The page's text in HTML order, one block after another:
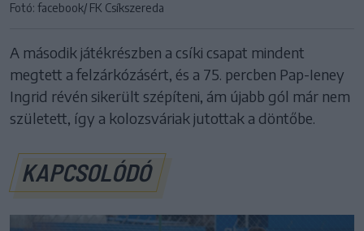
Fotó: facebook/ FK Csíkszereda
A második játékrészben a csíki csapat mindent
megtett a felzárkózásért, és a 75. percben Pap-Ieney
Ingrid révén sikerült szépíteni, ám újabb gól már nem
született, így a kolozsváriak jutottak a döntőbe.
KAPCSOLÓDÓ